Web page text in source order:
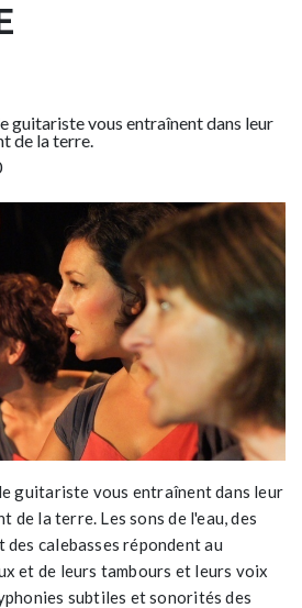
guitariste vous entraînent dans leur
de la terre.
guitariste vous entraînent dans leur
de la terre. Les sons de l'eau, des
des calebasses répondent au
et de leurs tambours et leurs voix
subtiles et sonorités des